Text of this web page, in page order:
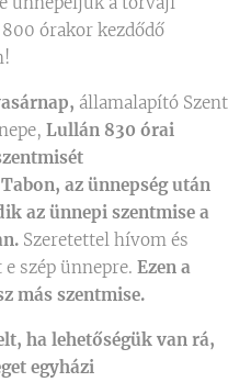
órakor kezdődő
államalapító Szent
Lullán 830 órai
az ünnepség után
az ünnepi szentmise a
Szeretettel hívom és
szép ünnepre. Ezen a
más szentmise.
ha lehetőségük van rá,
egyházi